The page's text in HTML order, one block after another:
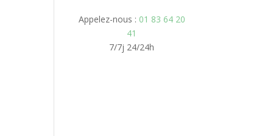
Appelez-nous : 01 83 64 20
41
7/7j 24/24h